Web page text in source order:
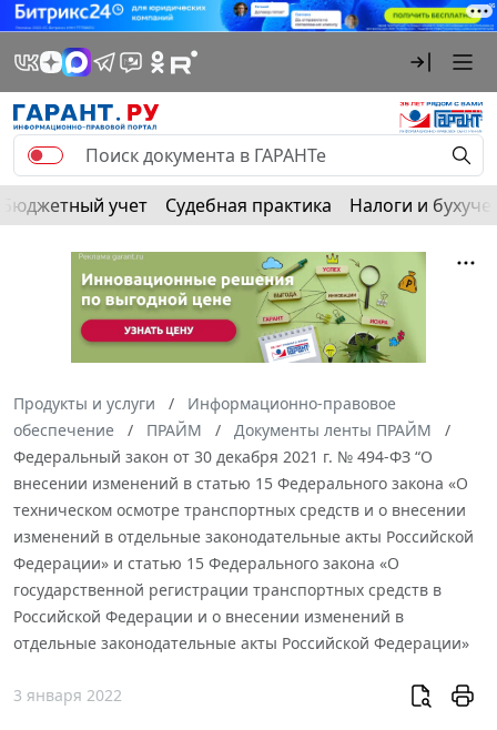
Бюджетный учет Судебная практика Налоги и
Продукты и услуги
Информационно-правовое
обеспечение
ПРАЙМ
Документы ленты ПРАЙМ
Федеральный закон от 30 декабря 2021 г. № 494-ФЗ “О
внесении изменений в статью 15 Федерального закона «О
техническом осмотре транспортных средств и о внесении
изменений в отдельные законодательные акты Российской
Федерации» и статью 15 Федерального закона «О
государственной регистрации транспортных средств в
Российской Федерации и о внесении изменений в
отдельные законодательные акты Российской Федерации»
3 января 2022